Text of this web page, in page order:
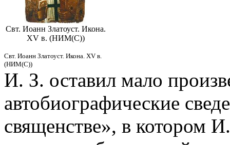
Свт. Иоанн Златоуст. Икона.
XV в. (НИМ(С))
Свт. Иоанн Златоуст. Икона. XV в.
(НИМ(С))
И. З. оставил мало
автобиографические
священстве», в котором